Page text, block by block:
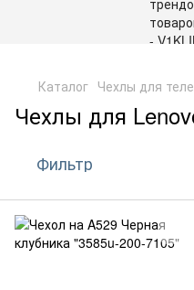
Каталог Чехлы для
Чехлы для
Фильтр